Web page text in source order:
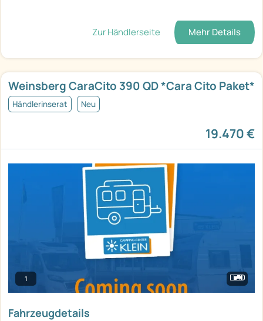
Zur Händlerseite Mehr Details
Weinsberg CaraCito 390 QD *Cara Cito Paket*
Händlerinserat Neu
19.470 €
1
Fahrzeugdetails